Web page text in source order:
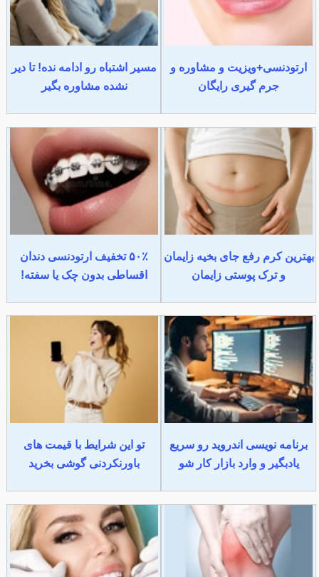
ارتودنسی+ویزیت و مشاوره و
جرم گیری رایگان
مسیر اشتباه رو ادامه نده! تا دیر
نشده مشاوره بگیر
بهترین کرم رفع جای بخیه زایمان
و ترک پوستی زایمان
۵۰٪ تخفیف ارتودنسی دندان
اقساطی بدون چک یا سفته!
برنامه نویسی اندروید رو سریع
یادبگیر و وارد بازار کار شو
تو این شرایط با قیمت های
باورنکردنی گوشی بخرید